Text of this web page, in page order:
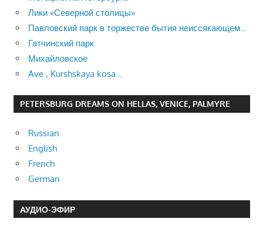
Лики «Северной столицы»
Павловский парк в торжестве бытия неиссякающем…
Гатчинский парк
Михайловское
Ave , Kurshskaya kosa…
PETERSBURG DREAMS ON HELLAS, VENICE, PALMYRE
Russian
English
French
German
АУДИО-ЭФИР